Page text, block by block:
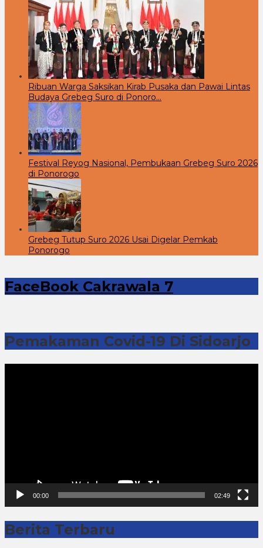
Ribuan Warga Saksikan Kirab Pusaka dan Pawai Lintas
Budaya Grebeg Suro di Ponoro…
Festival Reyog Nasional, Pembukaan Grebeg Suro 2026
di Ponorogo
Grebeg Tutup Suro 2026 Usai Digelar Pemkab
Ponorogo
FaceBook Cakrawala 7
Pemakaman Covid-19 Di Sidoarjo
00:00 02:49
Berita Terbaru